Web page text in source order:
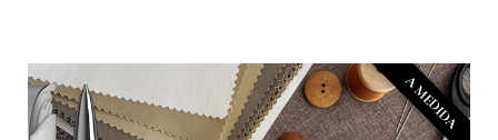
A MEDIDA